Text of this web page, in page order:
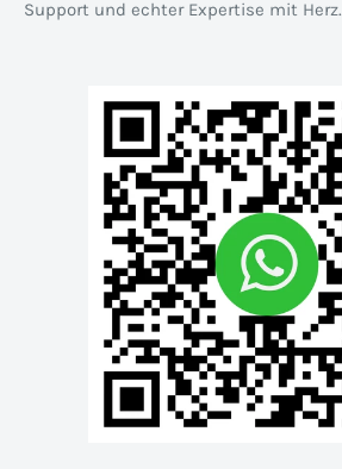
Support und echter Expertise mit Herz.